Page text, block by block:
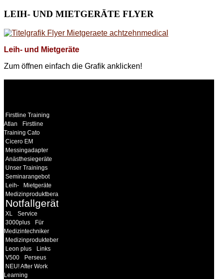
LEIH- UND MIETGERÄTE FLYER
Leih- und Mietgeräte
Zum öffnen einfach die Grafik anklicken!
Firstline Training
Atlan
Firstline
Training Cato
Cicero EM
Messingadapter
Anästhesiegeräte
Unser Trainings
Seminarangebot
Leih-
Mietgeräte
Medizinproduktberater
Notfallgeräte
XL
Service
3000plus
Für
Medizintechniker
Medizinprodukteberater
Leon plus
Links
V500
Perseus
NEU! After Work
Learning